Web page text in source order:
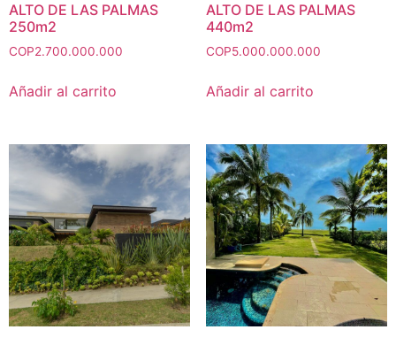
ALTO DE LAS PALMAS
250m2
COP2.700.000.000
Añadir al carrito
ALTO DE LAS PALMAS
440m2
COP5.000.000.000
Añadir al carrito